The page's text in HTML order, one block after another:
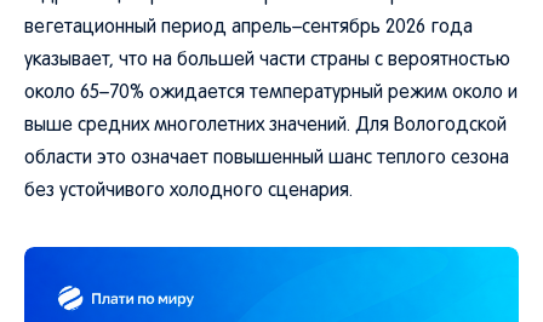
вегетационный период апрель–сентябрь 2026 года
указывает, что на большей части страны с вероятностью
около 65–70% ожидается температурный режим около и
выше средних многолетних значений. Для Вологодской
области это означает повышенный шанс теплого сезона
без устойчивого холодного сценария.